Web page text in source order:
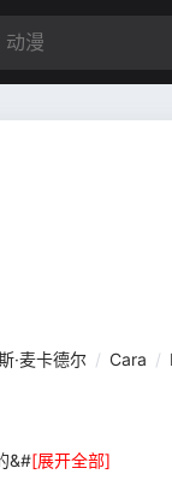
·麦卡德尔 / Cara /
&#[展开全部]